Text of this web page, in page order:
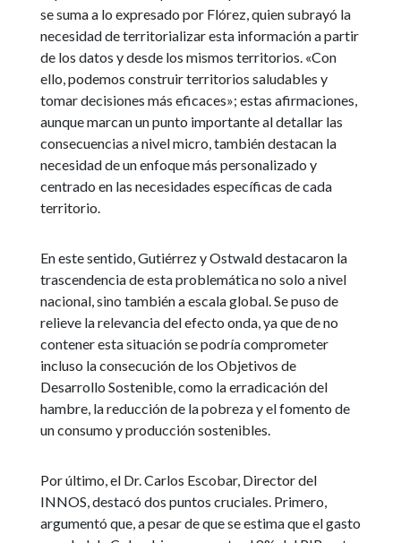
se suma a lo expresado por Flórez, quien subrayó la
necesidad de territorializar esta información a partir
de los datos y desde los mismos territorios. «Con
ello, podemos construir territorios saludables y
tomar decisiones más eficaces»; estas afirmaciones,
aunque marcan un punto importante al detallar las
consecuencias a nivel micro, también destacan la
necesidad de un enfoque más personalizado y
centrado en las necesidades específicas de cada
territorio.
En este sentido, Gutiérrez y Ostwald destacaron la
trascendencia de esta problemática no solo a nivel
nacional, sino también a escala global. Se puso de
relieve la relevancia del efecto onda, ya que de no
contener esta situación se podría comprometer
incluso la consecución de los Objetivos de
Desarrollo Sostenible, como la erradicación del
hambre, la reducción de la pobreza y el fomento de
un consumo y producción sostenibles.
Por último, el Dr. Carlos Escobar, Director del
INNOS, destacó dos puntos cruciales. Primero,
argumentó que, a pesar de que se estima que el gasto